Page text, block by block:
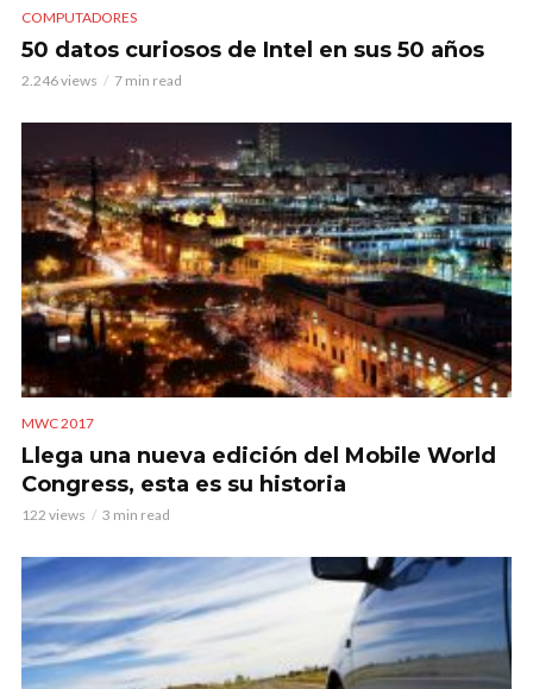
COMPUTADORES
50 datos curiosos de Intel en sus 50 años
2.246 views 7 min read
MWC 2017
Llega una nueva edición del Mobile World
Congress, esta es su historia
122 views 3 min read